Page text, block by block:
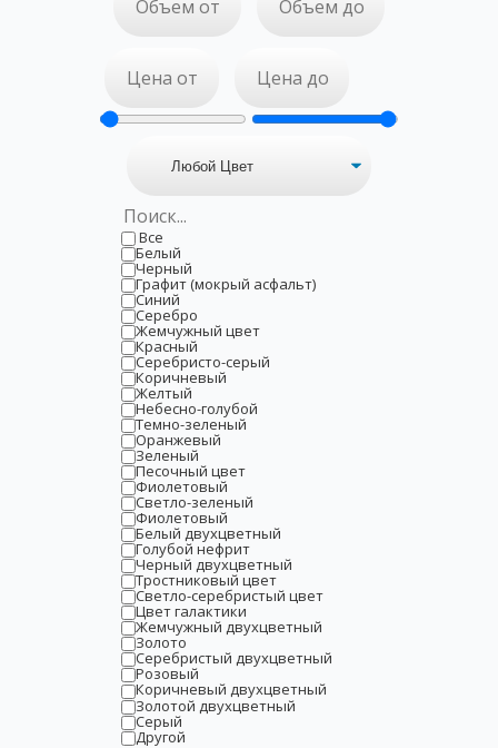
Все
Белый
Черный
Графит (мокрый асфальт)
Синий
Серебро
Жемчужный цвет
Красный
Серебристо-серый
Коричневый
Желтый
Небесно-голубой
Темно-зеленый
Оранжевый
Зеленый
Песочный цвет
Фиолетовый
Светло-зеленый
Фиолетовый
Белый двухцветный
Голубой нефрит
Черный двухцветный
Тростниковый цвет
Светло-серебристый цвет
Цвет галактики
Жемчужный двухцветный
Золото
Серебристый двухцветный
Розовый
Коричневый двухцветный
Золотой двухцветный
Серый
Другой